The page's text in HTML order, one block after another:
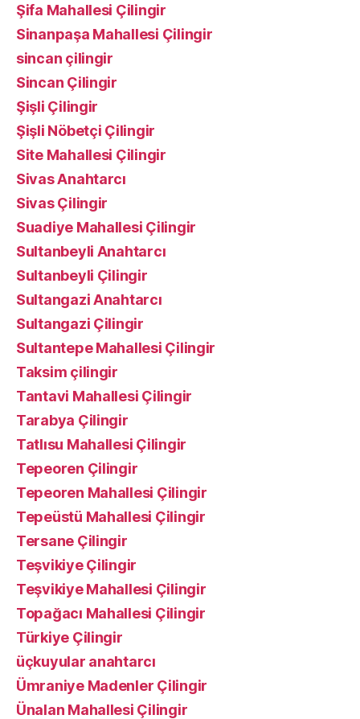
Şifa Mahallesi Çilingir
Sinanpaşa Mahallesi Çilingir
sincan çilingir
Sincan Çilingir
Şişli Çilingir
Şişli Nöbetçi Çilingir
Site Mahallesi Çilingir
Sivas Anahtarcı
Sivas Çilingir
Suadiye Mahallesi Çilingir
Sultanbeyli Anahtarcı
Sultanbeyli Çilingir
Sultangazi Anahtarcı
Sultangazi Çilingir
Sultantepe Mahallesi Çilingir
Taksim çilingir
Tantavi Mahallesi Çilingir
Tarabya Çilingir
Tatlısu Mahallesi Çilingir
Tepeoren Çilingir
Tepeoren Mahallesi Çilingir
Tepeüstü Mahallesi Çilingir
Tersane Çilingir
Teşvikiye Çilingir
Teşvikiye Mahallesi Çilingir
Topağacı Mahallesi Çilingir
Türkiye Çilingir
üçkuyular anahtarcı
Ümraniye Madenler Çilingir
Ünalan Mahallesi Çilingir